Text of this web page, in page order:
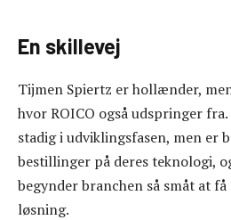
En skillevej
Tijmen Spiertz er hollænder,
hvor ROICO også udspringer
stadig i udviklingsfasen, men er
bestillinger på deres teknologi,
begynder branchen så småt at
løsning.